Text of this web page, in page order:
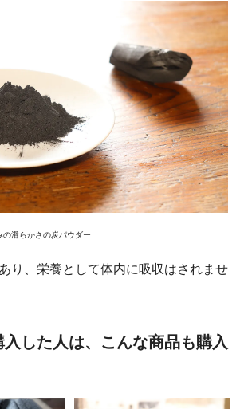
滑らかさの炭パウダー
り、栄養として体内に吸収はされませ
入した人は、こんな商品も購入